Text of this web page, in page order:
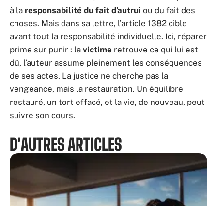
à la responsabilité du fait d’autrui ou du fait des
choses. Mais dans sa lettre, l’article 1382 cible
avant tout la responsabilité individuelle. Ici, réparer
prime sur punir : la victime retrouve ce qui lui est
dû, l’auteur assume pleinement les conséquences
de ses actes. La justice ne cherche pas la
vengeance, mais la restauration. Un équilibre
restauré, un tort effacé, et la vie, de nouveau, peut
suivre son cours.
D'AUTRES ARTICLES